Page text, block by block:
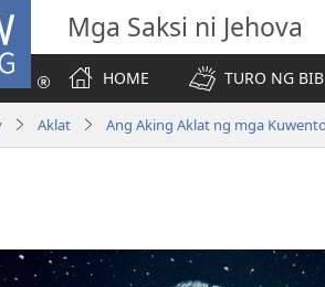
Mga Saksi ni Jehova
HOME
TURO NG
Aklat Ang Aking Aklat ng mga